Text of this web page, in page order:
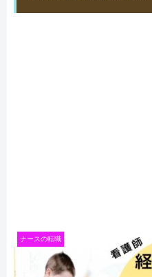
ナースの転職